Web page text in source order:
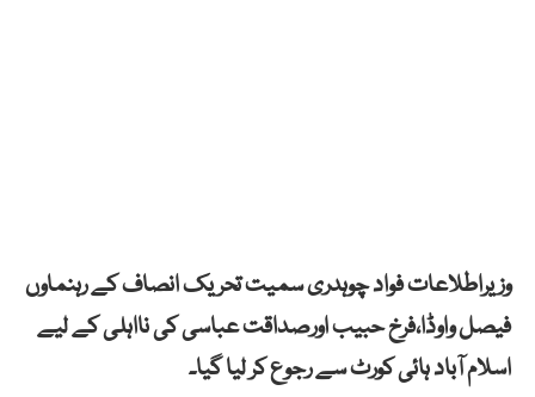
وزیراطلاعات فواد چوہدری سمیت تحریک انصاف کے رہنماوں
فیصل واوڈا،فرخ حبیب اورصداقت عباسی کی نااہلی کے لیے
اسلام آباد ہائی کورٹ سے رجوع کر لیا گیا۔